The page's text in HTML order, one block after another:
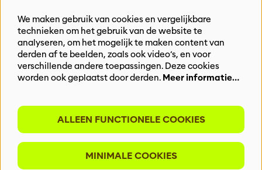
Privacy
BLIJF OP DE HOOGTE
Meld je aan voor onze nieuwsbrief
INSCHRIJVEN
We maken gebruik van cookies en vergelijkbare
technieken om het gebruik van de website te
analyseren, om het mogelijk te maken content van
derden af te beelden, zoals ook video’s, en voor
verschillende andere toepassingen. Deze cookies
worden ook geplaatst door derden. Meer informatie…
ALLEEN FUNCTIONELE COOKIES
MINIMALE COOKIES